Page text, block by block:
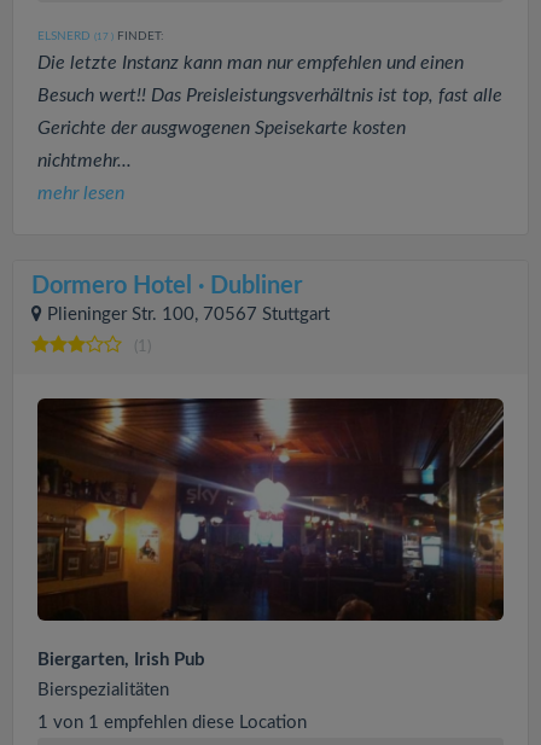
ELSNERD (17 ) FINDET:
Die letzte Instanz kann man nur empfehlen und einen
Besuch wert!! Das Preisleistungsverhältnis ist top, fast alle
Gerichte der ausgwogenen Speisekarte kosten
nichtmehr...
mehr lesen
Dormero Hotel · Dubliner
Plieninger Str. 100, 70567 Stuttgart
(1)
Biergarten, Irish Pub
Bierspezialitäten
1 von 1 empfehlen diese Location